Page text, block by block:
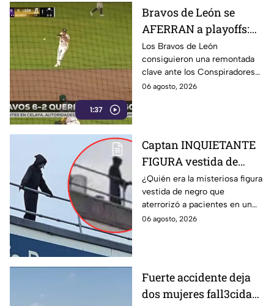
1:37
Bravos de León se
AFERRAN a playoffs:
remontan ante
Querétaro y llegan con
vida al último juego de
la temporada
Los Bravos de León
consiguieron una remontada
clave ante los Conspiradores
de Querétaro en La Fortaleza y
06 agosto, 2026
Captan INQUIETANTE
FIGURA vestida de
n3gro sobre un
hospital; aseguran era
‘LA MU3RTE’ que venía
por los enfermos
¿Quién era la misteriosa figura
vestida de negro que
aterrorizó a pacientes en un
hospital de Gales? Descubre la
06 agosto, 2026
Fuerte accidente deja
dos mujeres fall3cidas